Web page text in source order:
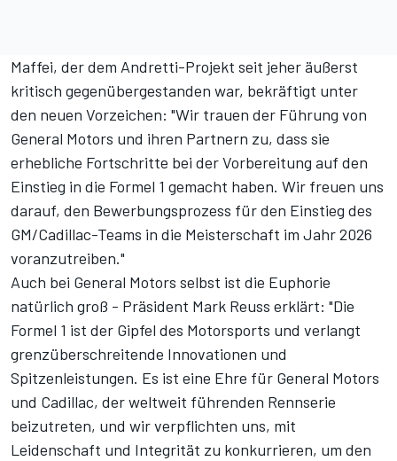
Maffei, der dem Andretti-Projekt seit jeher äußerst
kritisch gegenübergestanden war, bekräftigt unter
den neuen Vorzeichen: "Wir trauen der Führung von
General Motors und ihren Partnern zu, dass sie
erhebliche Fortschritte bei der Vorbereitung auf den
Einstieg in die Formel 1 gemacht haben. Wir freuen uns
darauf, den Bewerbungsprozess für den Einstieg des
GM/Cadillac-Teams in die Meisterschaft im Jahr 2026
voranzutreiben."
Auch bei General Motors selbst ist die Euphorie
natürlich groß - Präsident Mark Reuss erklärt: "Die
Formel 1 ist der Gipfel des Motorsports und verlangt
grenzüberschreitende Innovationen und
Spitzenleistungen. Es ist eine Ehre für General Motors
und Cadillac, der weltweit führenden Rennserie
beizutreten, und wir verpflichten uns, mit
Leidenschaft und Integrität zu konkurrieren, um den